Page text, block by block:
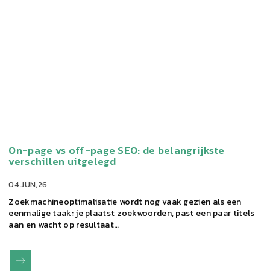
04 JUN,26
Zoekmachineoptimalisatie wordt nog vaak gezien als een
eenmalige taak: je plaatst zoekwoorden, past een paar titels
aan en wacht op resultaat…
On-page vs off-page SEO: de belangrijkste
verschillen uitgelegd